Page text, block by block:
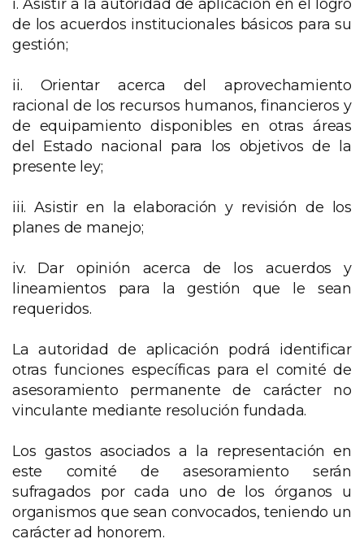
i. Asistir a la autoridad de aplicación en el logro
de los acuerdos institucionales básicos para su
gestión;
ii. Orientar acerca del aprovechamiento
racional de los recursos humanos, financieros y
de equipamiento disponibles en otras áreas
del Estado nacional para los objetivos de la
presente ley;
iii. Asistir en la elaboración y revisión de los
planes de manejo;
iv. Dar opinión acerca de los acuerdos y
lineamientos para la gestión que le sean
requeridos.
La autoridad de aplicación podrá identificar
otras funciones específicas para el comité de
asesoramiento permanente de carácter no
vinculante mediante resolución fundada.
Los gastos asociados a la representación en
este comité de asesoramiento serán
sufragados por cada uno de los órganos u
organismos que sean convocados, teniendo un
carácter ad honorem.